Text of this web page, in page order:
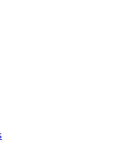
de vos marques